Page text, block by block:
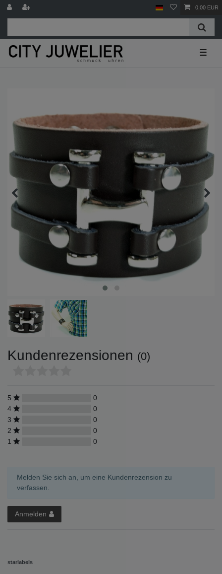
0,00 EUR
☰
Kundenrezensionen (0)
5
0
4
0
3
0
2
0
1
0
Melden Sie sich an, um eine Kundenrezension zu
verfassen.
Anmelden
starlabels